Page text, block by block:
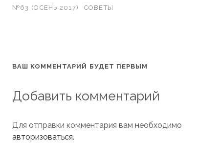
№63 (ОСЕНЬ 2017)
СОВЕТЫ
ВАШ КОММЕНТАРИЙ БУДЕТ ПЕРВЫМ
Добавить комментарий
Для отправки комментария вам необходимо
авторизоваться.